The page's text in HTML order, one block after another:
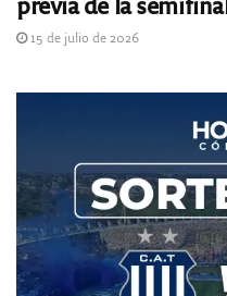
15 de julio de 2026